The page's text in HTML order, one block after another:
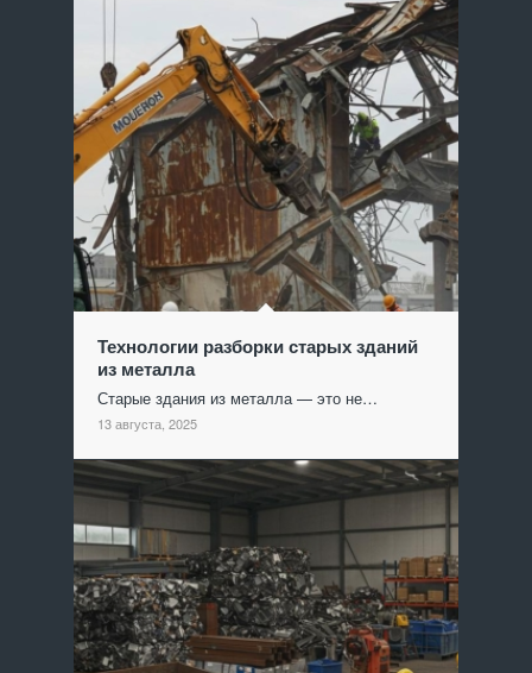
Технологии разборки старых зданий
из металла
Старые здания из металла — это не…
13 августа, 2025